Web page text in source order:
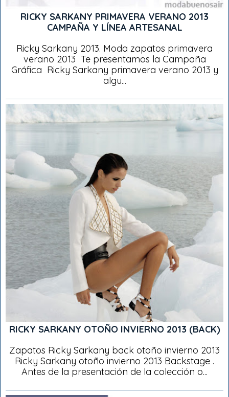
RICKY SARKANY PRIMAVERA VERANO 2013
CAMPAÑA Y LÍNEA ARTESANAL
Ricky Sarkany 2013. Moda zapatos primavera
verano 2013 Te presentamos la Campaña
Gráfica Ricky Sarkany primavera verano 2013 y
algu...
RICKY SARKANY OTOÑO INVIERNO 2013 (BACK)
Zapatos Ricky Sarkany back otoño invierno 2013
Ricky Sarkany otoño invierno 2013 Backstage .
Antes de la presentación de la colección o...